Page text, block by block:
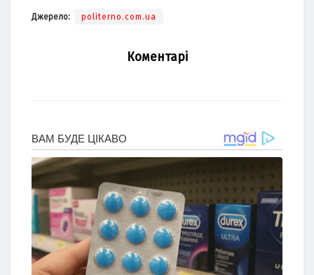
Джерело: politerno.com.ua
Коментарі